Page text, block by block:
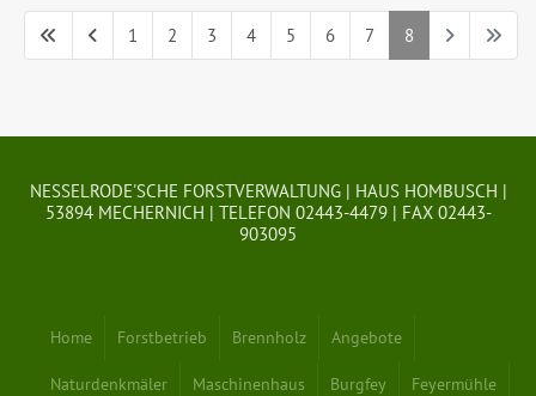
Seite 8 von 8
1 2 3 4 5 6 7 8
NESSELRODE'SCHE FORSTVERWALTUNG | HAUS HOMBUSCH |
53894 MECHERNICH | TELEFON 02443-4479 | FAX 02443-
903095
Home Forstbetrieb Brennholz Angebote
Naturdenkmäler Maschinenhaus Burgfey Feyermühle